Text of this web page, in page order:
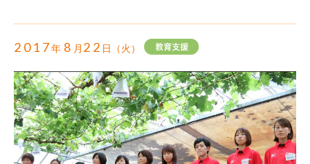
2017年 8 月 22 日（火）